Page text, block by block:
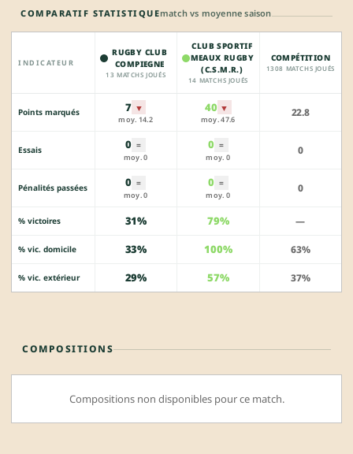
COMPARATIF STATISTIQUEmatch vs moyenne saison
INDICATEUR
RUGBY CLUB
COMPIEGNE
13 MATCHS JOUÉS
CLUB SPORTIF
MEAUX RUGBY
(C.S.M.R.)
14 MATCHS JOUÉS
COMPÉTITION
1308 MATCHS JOUÉS
Points marqués 7 ▼
moy. 14.2
40 ▼
moy. 47.6
22.8
Essais 0 =
moy. 0
0 =
moy. 0
0
Pénalités passées 0 =
moy. 0
0 =
moy. 0
0
% victoires 31% 79% —
% vic. domicile 33% 100% 63%
% vic. extérieur 29% 57% 37%
COMPOSITIONS
Compositions non disponibles pour ce match.